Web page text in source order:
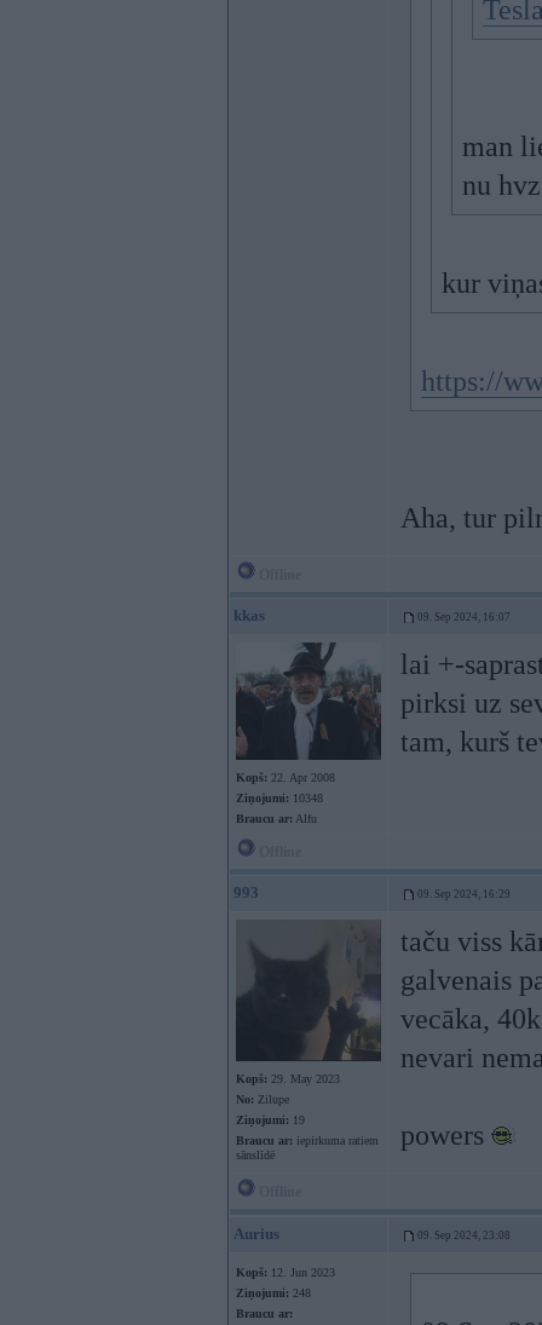
man
nu hvz
kur
https://
Aha, tur
kkas 09. Sep 2024, 16:07
Kopš: 22. Apr 2008
Ziņojumi: 10348
Braucu ar: Alfu
lai +-
pirksi uz
tam, kurš
993 09. Sep 2024, 16:29
Kopš: 29. May 2023
No: Zilupe
Ziņojumi: 19
Braucu ar: iepirkuma ratiem
sānslīdē
taču viss
galvenais
vecāka,
nevari
powers
Aurius 09. Sep 2024, 23:08
Kopš: 12. Jun 2023
Ziņojumi: 248
Braucu ar: